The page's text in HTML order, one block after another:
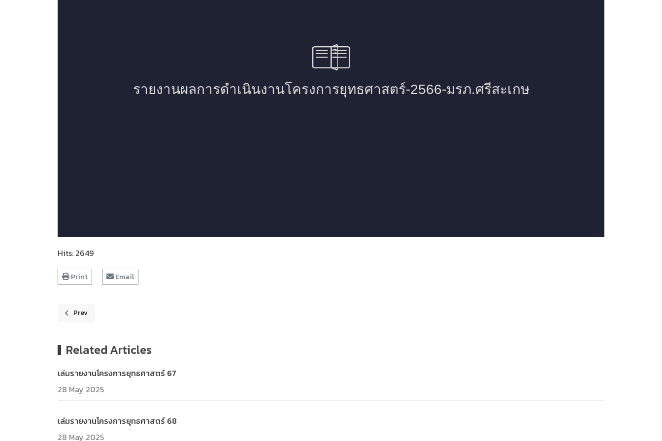
Hits: 2649
Print Email
Previous article: เล่มรายงานโครงการยุทธศาสตร์ ปี 65
Prev
Related Articles
เล่มรายงานโครงการยุทธศาสตร์ 67
28 May 2025
เล่มรายงานโครงการยุทธศาสตร์ 68
28 May 2025